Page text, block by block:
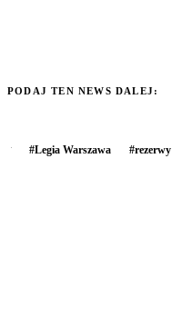
PODAJ TEN NEWS DALEJ:
#Legia Warszawa #rezerwy